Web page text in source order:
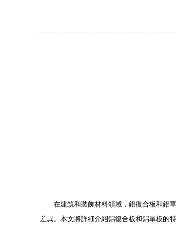
在建筑和裝飾材料領域，鋁復合板和鋁
差異。本文將詳細介紹鋁復合板和鋁單板的